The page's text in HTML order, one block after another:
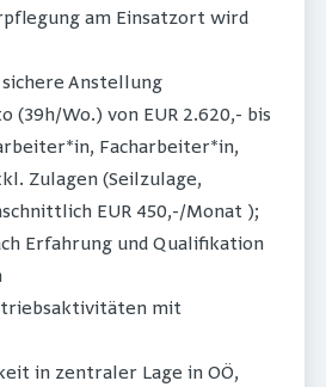
am Einsatzort wird
Anstellung
(39h/Wo.) von EUR 2.620,- bis
Facharbeiter*in,
Zulagen (Seilzulage,
EUR 450,-/Monat );
Erfahrung und Qualifikation
mit
in zentraler Lage in OÖ,